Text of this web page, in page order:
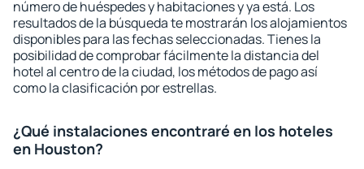
número de huéspedes y habitaciones y ya está. Los
resultados de la búsqueda te mostrarán los alojamientos
disponibles para las fechas seleccionadas. Tienes la
posibilidad de comprobar fácilmente la distancia del
hotel al centro de la ciudad, los métodos de pago así
como la clasificación por estrellas.
¿Qué instalaciones encontraré en los hoteles
en Houston?